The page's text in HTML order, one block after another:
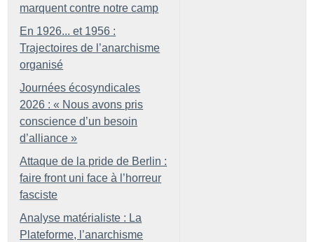
marquent contre notre camp
En 1926... et 1956 :
Trajectoires de l’anarchisme
organisé
Journées écosyndicales
2026 : « Nous avons pris
conscience d’un besoin
d’alliance »
Attaque de la pride de Berlin :
faire front uni face à l’horreur
fasciste
Analyse matérialiste : La
Plateforme, l’anarchisme